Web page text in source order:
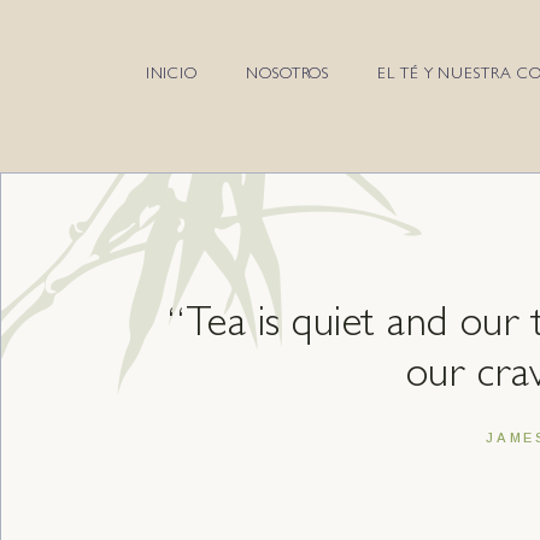
INICIO NOSOTROS EL TÉ Y NUESTRA
“Tea is quiet and
our